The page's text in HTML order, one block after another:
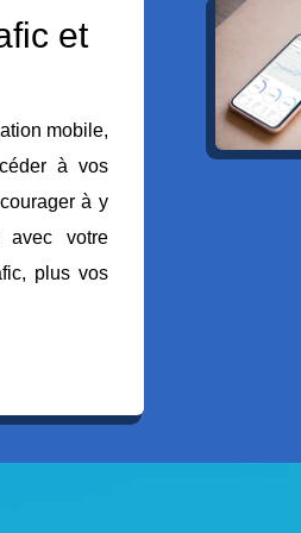
et
mobile,
à vos
à y
avec votre
plus vos